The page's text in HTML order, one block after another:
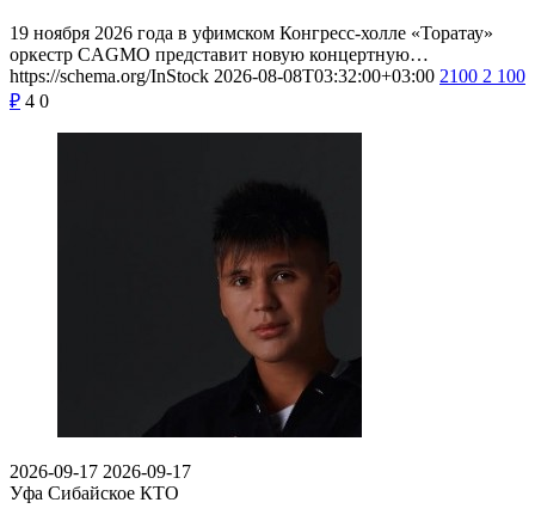
19 ноября 2026 года в уфимском Конгресс-холле «Торатау»
оркестр CAGMO представит новую концертную…
https://schema.org/InStock 2026-08-08T03:32:00+03:00 2100 2 100
₽ 4 0
2026-09-17 2026-09-17
Уфа Сибайское КТО